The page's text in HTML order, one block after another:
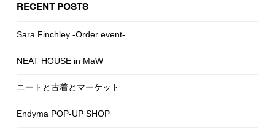
RECENT POSTS
Sara Finchley -Order event-
NEAT HOUSE in MaW
ニートと古着とマーケット
Endyma POP-UP SHOP